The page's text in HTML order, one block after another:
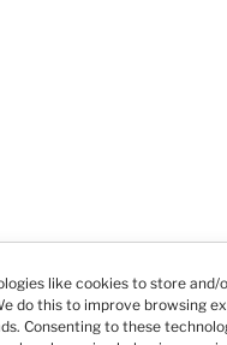
like cookies to store and/
do this to improve browsing
Consenting to these